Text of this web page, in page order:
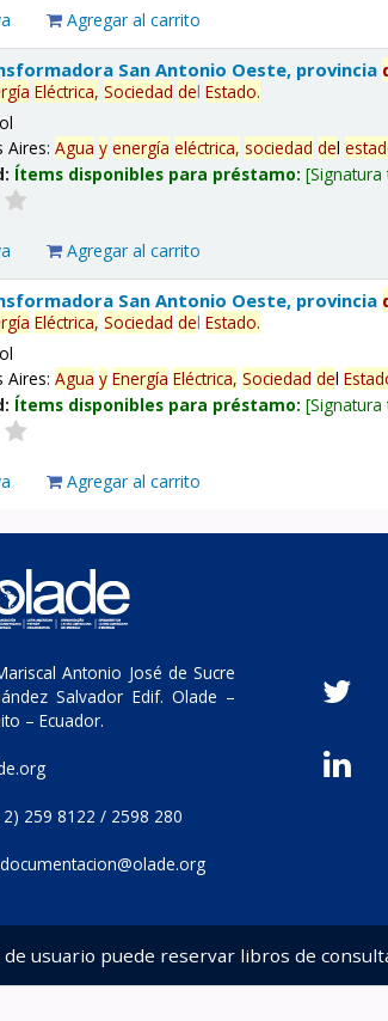
Agregar al carrito
San Antonio Oeste, provincia
Eléctrica, Sociedad delEstado.
Aires:Agua y energía eléctrica, sociedad del
Ítems disponibles para préstamo:
Agregar al carrito
San Antonio Oeste, provincia
Eléctrica, Sociedad delEstado.
Aires:Agua y Energía Eléctrica, Sociedad del
Ítems disponibles para préstamo:
Agregar al carrito
Antonio José de Sucre
Salvador Edif. Olade –
– Ecuador.
2) 259 8122 / 2598 280
usuario puede reservar libros de